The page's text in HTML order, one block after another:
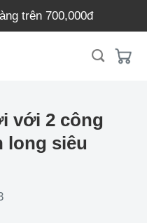
trên 700,000đ
với 2 công
long siêu